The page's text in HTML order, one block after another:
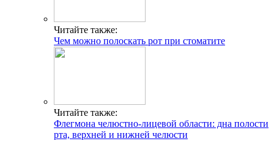
Читайте также:
Чем можно полоскать рот при стоматите
Читайте также:
Флегмона челюстно-лицевой области: дна полости
рта, верхней и нижней челюсти